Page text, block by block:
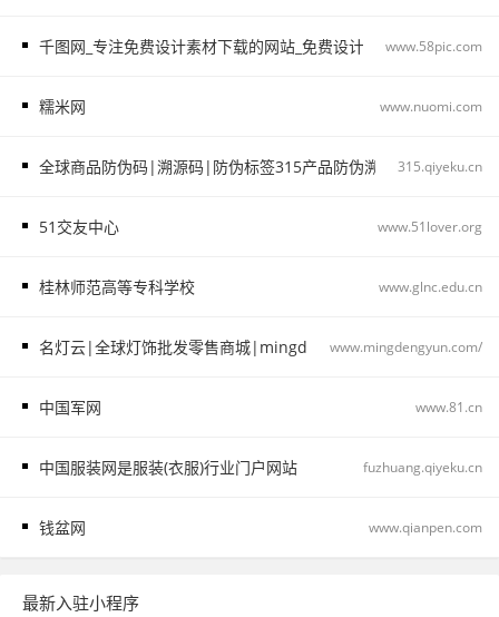
千图网_专注免费设计素材下载的网站_免费设计图片素材中国
www.58pic.com
糯米网 www.nuomi.com
全球商品防伪码|溯源码|防伪标签315产品防伪溯源查询中心
315.qiyeku.cn
51交友中心 www.51lover.org
桂林师范高等专科学校 www.glnc.edu.cn
名灯云|全球灯饰批发零售商城|mingdengyun.com_名灯云
www.mingdengyun.com/
中国军网 www.81.cn
中国服装网是服装(衣服)行业门户网站 fuzhuang.qiyeku.cn
钱盆网 www.qianpen.com
最新入驻小程序